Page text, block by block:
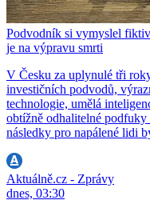
Podvodník si vymyslel
je na výpravu smrti
V Česku za uplynulé tři
investičních podvodů,
technologie, umělá
obtížně odhalitelné
následky pro napálené lidi
Aktuálně.cz - Zprávy
dnes, 03:30